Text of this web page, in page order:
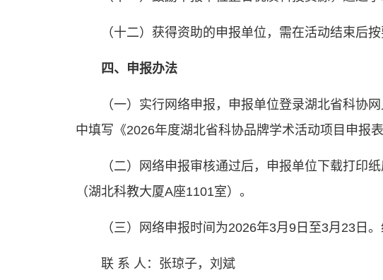
（十二）获得资助的申报单位，需在活动结束后
四、申报办法
（一）实行网络申报，申报单位登录湖北省科协
中填写《2026年度湖北省科协品牌学术活动项目申报
（二）网络申报审核通过后，申报单位下载打印
（湖北科教大厦A座1101室）。
（三）网络申报时间为2026年3月9日至3月23日
联 系 人：张琼子，刘斌